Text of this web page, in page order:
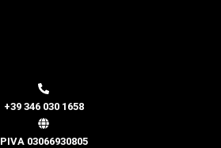
+39 346 030 1658
PIVA 03066930805